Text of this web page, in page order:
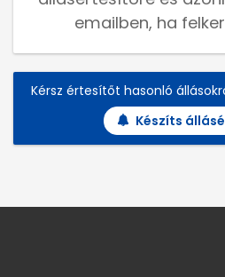
emailben, ha
Kérsz értesítőt hasonló
Készíts